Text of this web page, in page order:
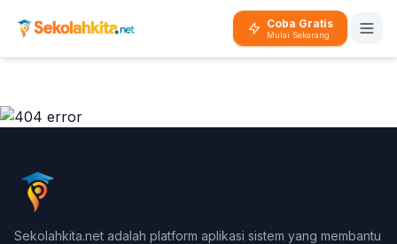
Coba Gratis
Mulai Sekarang
URL halaman yang Anda buka tidak ditemukan
Mungkin URL tujuan anda sudah dihapus atau tidak ada.
Sekolahkita.net adalah platform aplikasi sistem yang membantu